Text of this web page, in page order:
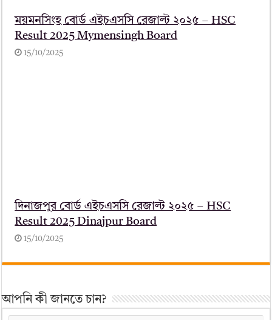
ময়মনসিংহ বোর্ড এইচএসসি রেজাল্ট ২০২৫ – HSC
Result 2025 Mymensingh Board
15/10/2025
দিনাজপুর বোর্ড এইচএসসি রেজাল্ট ২০২৫ – HSC
Result 2025 Dinajpur Board
15/10/2025
আপনি কী জানতে চান?